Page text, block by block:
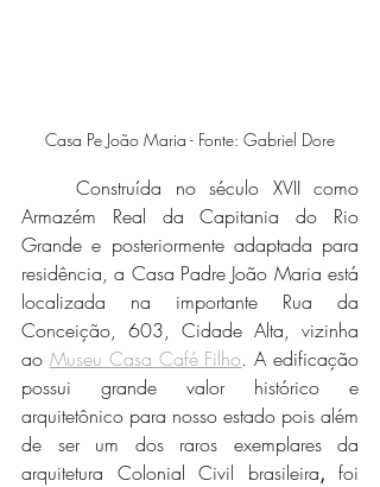
Casa Pe João Maria - Fonte: Gabriel Dore
	Construída no século XVII como
Armazém Real da Capitania do Rio
Grande e posteriormente adaptada para
residência, a Casa Padre João Maria está
localizada na importante Rua da
Conceição, 603, Cidade Alta, vizinha
ao Museu Casa Café Filho. A edificação
possui grande valor histórico e
arquitetônico para nosso estado pois além
de ser um dos raros exemplares da
arquitetura Colonial Civil brasileira, foi